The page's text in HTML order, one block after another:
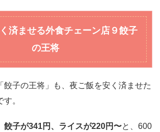
済ませる外食チェーン店 ９餃子
の王将
餃子の王将」も、夜ご飯を安く済ませた
。
餃子が341円、ライスが220円〜と、600